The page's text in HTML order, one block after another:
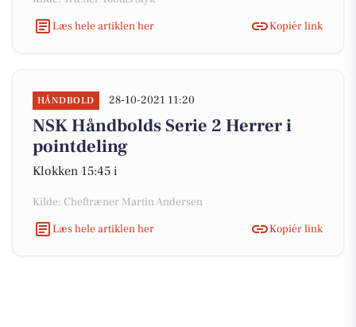
Læs hele artiklen her
Kopiér link
HÅNDBOLD 28-10-2021 11:20
NSK Håndbolds Serie 2 Herrer i
pointdeling
Klokken 15:45 i
Kilde: Cheftræner Martin Andersen
Læs hele artiklen her
Kopiér link